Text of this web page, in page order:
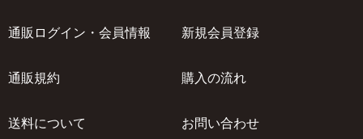
通販ログイン・会員情報 新規会員登録
通販規約 購入の流れ
送料について お問い合わせ